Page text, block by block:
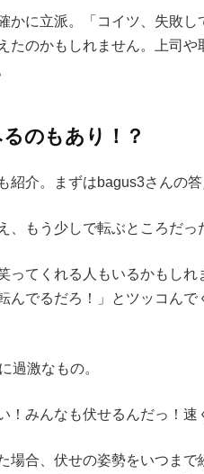
かに立派。「コイツ、失敗し
のかもしれません。上司や
のもあり！？
紹介。まずはbagus3さんの答
、もう少しで転ぶところだっ
ってくれる人もいるかもしれ
んでるだろ！」とツッコん
過激なもの。
！みんなも伏せるんだっ！速
場合、伏せの姿勢をいつまで